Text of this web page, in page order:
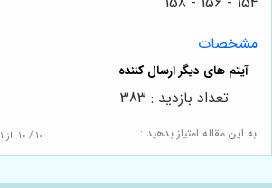
مشخصات
به این مقاله امتیاز بدهید : 10 / 10 از 1
تعداد بازدید : 383